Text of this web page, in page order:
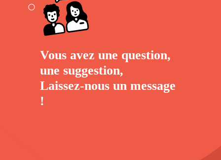
Vous avez une question,
une suggestion,
Laissez-nous un message
!